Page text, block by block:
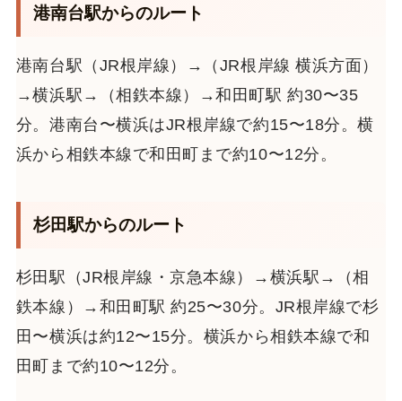
港南台駅からのルート
港南台駅（JR根岸線）→（JR根岸線 横浜方面）
→横浜駅→（相鉄本線）→和田町駅 約30〜35
分。港南台〜横浜はJR根岸線で約15〜18分。横
浜から相鉄本線で和田町まで約10〜12分。
杉田駅からのルート
杉田駅（JR根岸線・京急本線）→横浜駅→（相
鉄本線）→和田町駅 約25〜30分。JR根岸線で杉
田〜横浜は約12〜15分。横浜から相鉄本線で和
田町まで約10〜12分。